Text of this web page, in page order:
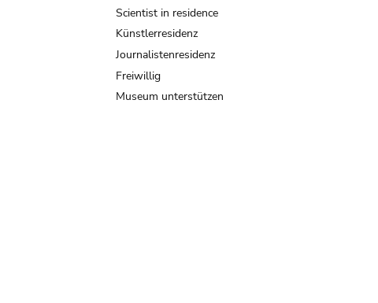
Scientist in residence
Künstlerresidenz
Journalistenresidenz
Freiwillig
Museum unterstützen